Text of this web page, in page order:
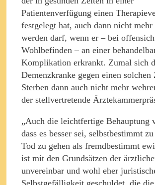
Patientenverfügung einen
festgelegt hat, auch dann nicht mehr
werden darf, wenn er – bei
Wohlbefinden – an einer
Komplikation erkrankt. Zumal sich
Demenzkranke gegen einen solchen
Sterben dann auch nicht mehr
der stellvertretende
„Auch die leichtfertige Behauptung
dass es besser sei, selbstbestimmt
Tod zu gehen als fremdbestimmt
ist mit den Grundsätzen der
unvereinbar und wohl eher
Selbstgefälligkeit geschuldet, die